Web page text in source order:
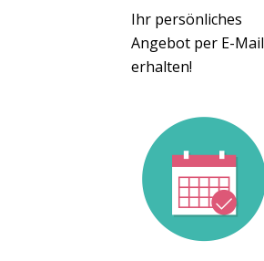
Ihr persönliches
Angebot per E-Mail
erhalten!